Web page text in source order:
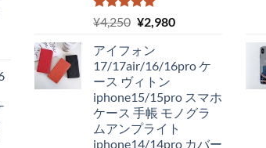
5段階中
5.00
の評価
¥4,250 元
価
格
は
¥4,250
で
し
¥2,980現
価
は
¥2,980
で
アイフォン
17/17air/16/16pro ケ
ース ヴィトン
iphone15/15pro スマホ
ケース 手帳 モノグラ
ムアンプライト
iphone14/14pro カバー